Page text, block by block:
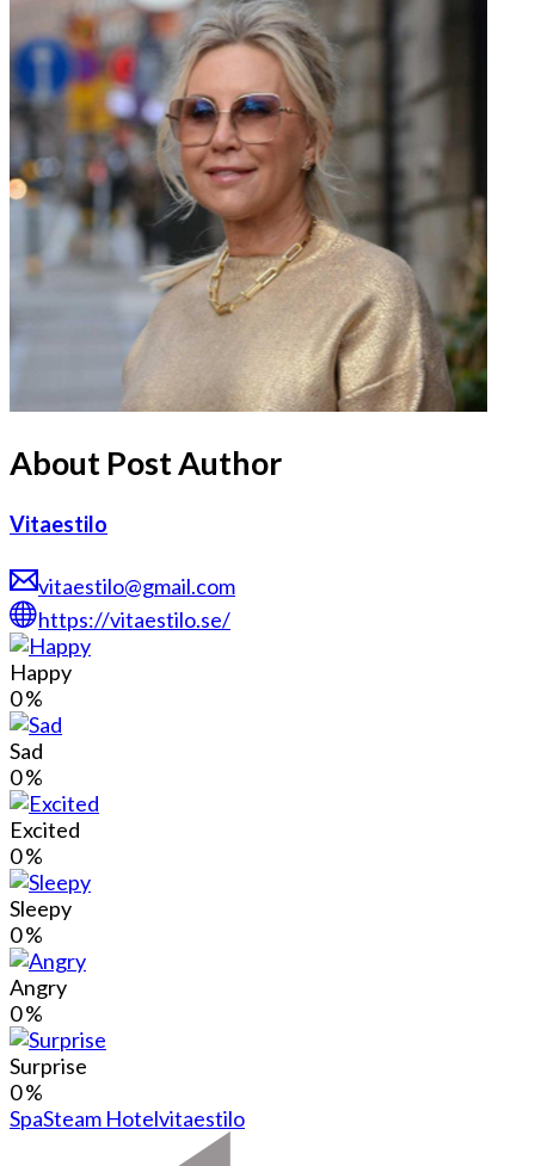
About Post Author
Vitaestilo
vitaestilo@gmail.com
https://vitaestilo.se/
Happy
0%
Sad
0%
Excited
0%
Sleepy
0%
Angry
0%
Surprise
0%
SpaSteam Hotelvitaestilo